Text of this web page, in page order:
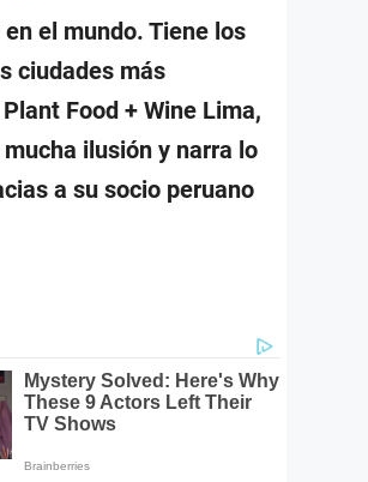
el mundo. Tiene los
ciudades más
Food + Wine Lima,
ilusión y narra lo
a su socio peruano